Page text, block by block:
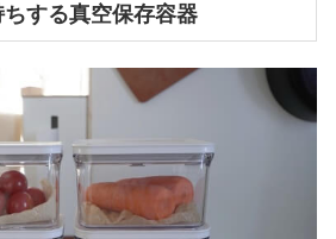
する真空保存容器